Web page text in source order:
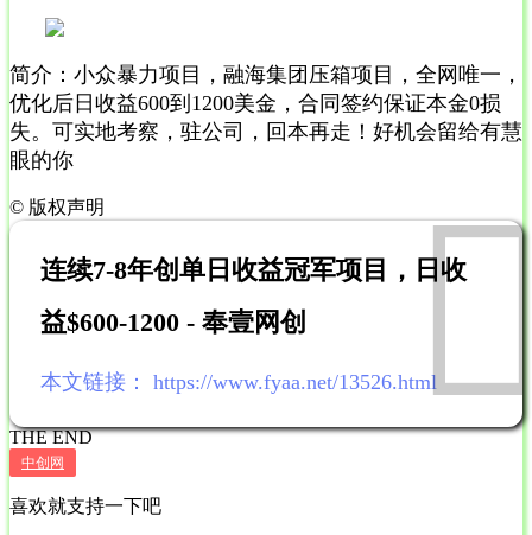
简介：小众暴力项目，融海集团压箱项目，全网唯一，
优化后日收益600到1200美金，合同签约保证本金0损
失。可实地考察，驻公司，回本再走！好机会留给有慧
眼的你
© 版权声明
连续7-8年创单日收益冠军项目，日收
益$600-1200 - 奉壹网创
本文链接： https://www.fyaa.net/13526.html
THE END
中创网
喜欢就支持一下吧